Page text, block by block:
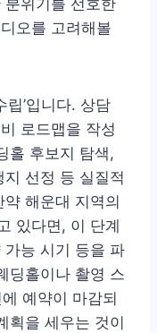
위기를 선호한
오를 고려해볼
립’입니다. 상담
로드맵을 작성
홀 후보지 탐색,
선정 등 실질적
해운대 지역의
있다면, 이 단계
가능 시기 등을 파
딩홀이나 촬영 스
예약이 마감되
획을 세우는 것이